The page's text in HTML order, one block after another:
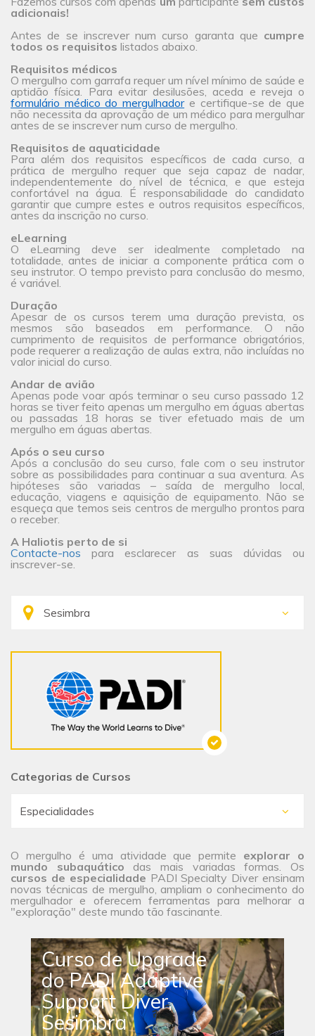
adicionais!
Antes de se inscrever num curso garanta que cumpre
todos os requisitos listados abaixo.
Requisitos médicos
O mergulho com garrafa requer um nível mínimo de saúde e
aptidão física. Para evitar desilusões, aceda e reveja o
formulário médico do mergulhadore certifique-se de que
não necessita da aprovação de um médico para mergulhar
antes de se inscrever num curso de mergulho.
Requisitos de aquaticidade
Para além dos requisitos específicos de cada curso, a
prática de mergulho requer que seja capaz de nadar,
independentemente do nível de técnica, e que esteja
confortável na água. É responsabilidade do candidato
garantir que cumpre estes e outros requisitos específicos,
antes da inscrição no curso.
eLearning
O eLearning deve ser idealmente completado na
totalidade, antes de iniciar a componente prática com o
seu instrutor. O tempo previsto para conclusão do mesmo,
é variável.
Duração
Apesar de os cursos terem uma duração prevista, os
mesmos são baseados em performance. O não
cumprimento de requisitos de performance obrigatórios,
pode requerer a realização de aulas extra, não incluídas no
valor inicial do curso.
Andar de avião
Apenas pode voar após terminar o seu curso passado 12
horas se tiver feito apenas um mergulho em águas abertas
ou passadas 18 horas se tiver efetuado mais de um
mergulho em águas abertas.
Após o seu curso
Após a conclusão do seu curso, fale com o seu instrutor
sobre as possibilidades para continuar a sua aventura. As
hipóteses são variadas – saída de mergulho local,
educação, viagens e aquisição de equipamento. Não se
esqueça que temos seis centros de mergulho prontos para
o receber.
A Haliotis perto de si
Contacte-nos para esclarecer as suas dúvidas ou
inscrever-se.
Categorias de Cursos
O mergulho é uma atividade que permite explorar o
mundo subaquático das mais variadas formas. Os
cursos de especialidade PADI Specialty Diver ensinam
novas técnicas de mergulho, ampliam o conhecimento do
mergulhador e oferecem ferramentas para melhorar a
"exploração" deste mundo tão fascinante.
Curso de Upgrade
do PADI Adaptive
Support Diver,
Sesimbra